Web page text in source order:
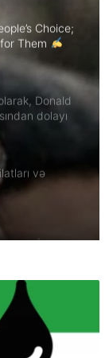
Choice;
Them
Iranian-
Donald
dolayı
və
İran’da
İslam